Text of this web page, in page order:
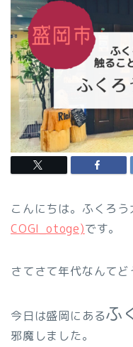
こんにちは。ふくろ
COGI_otoge)です。
さてさて年代なんてど
今日は盛岡にあるふ
邪魔しました。